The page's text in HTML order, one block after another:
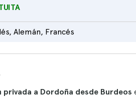
Alemán, Francés
privada a Dordoña desde Burdeos